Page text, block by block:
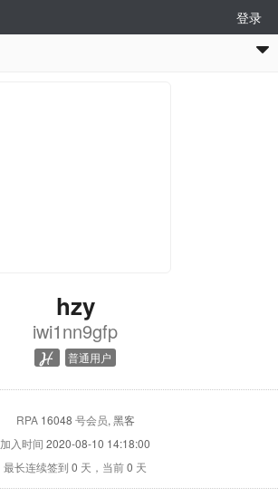
登录
hzy
iwi1nn9gfp
普通用户
RPA16048 号会员, 黑客
加入时间 2020-08-10 14:18:00
最长连续签到 0 天，当前0 天